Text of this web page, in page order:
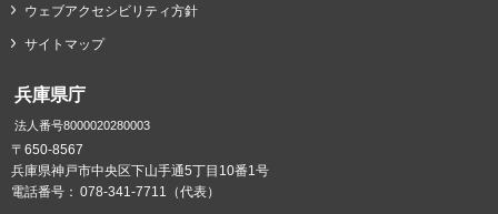
ウェブアクセシビリティ方針
サイトマップ
兵庫県庁
法人番号8000020280003
〒650-8567
兵庫県神戸市中央区下山手通5丁目10番1号
電話番号： 078-341-7711（代表）